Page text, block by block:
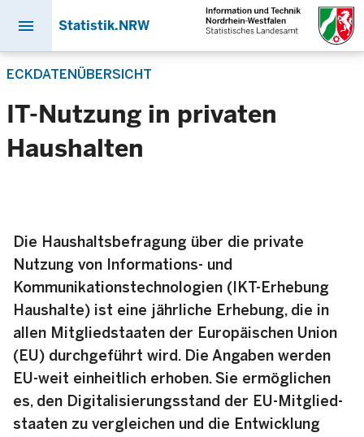
zum
menu Statistik.NRW
ECKDATENÜBERSICHT
IT-Nutzung in privaten
Haushalten
Die Haushalts­befragung über die private
Nutzung von Informations- und
Kommunikations­technologien (IKT-Erhebung
Haushalte) ist eine jährliche Erhebung, die in
allen Mitgliedstaaten der Europäischen Union
(EU) durchgeführt wird. Die Angaben werden
EU-weit einheitlich erhoben. Sie ermöglichen
es, den Digitalisierungs­stand der EU-Mitglied­
staaten zu vergleichen und die Entwick­lung